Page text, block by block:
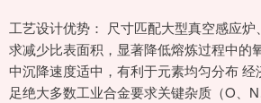
工艺设计优势： 尺寸匹配大型真空感应
求减少比表面积，显著降低熔炼过程中的
中沉降速度适中，有利于元素均匀分布
足绝大多数工业合金要求关键杂质（O、